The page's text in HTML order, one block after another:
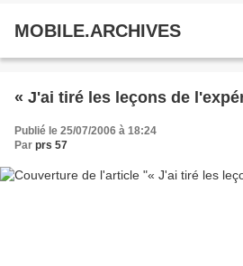
MOBILE.ARCHIVES
« J'ai tiré les leçons de
Publié le 25/07/2006 à 18:24
Par prs 57